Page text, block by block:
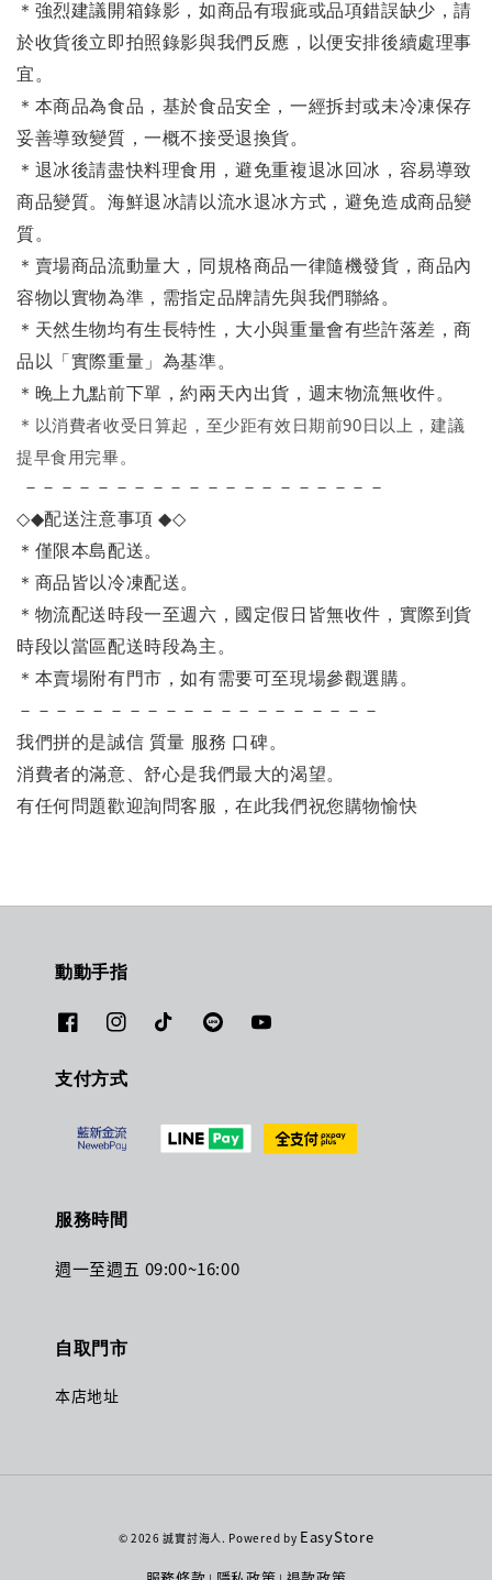
＊強烈建議開箱錄影，如商品有瑕疵或品項錯誤缺少，請
於收貨後立即拍照錄影與我們反應，以便安排後續處理事
宜。
＊本商品為食品，基於食品安全，一經拆封或未冷凍保存
妥善導致變質，一概不接受退換貨。
＊退冰後請盡快料理食用，避免重複退冰回冰，容易導致
商品變質。海鮮退冰請以流水退冰方式，避免造成商品變
質。
＊賣場商品流動量大，同規格商品一律隨機發貨，商品內
容物以實物為準，需指定品牌請先與我們聯絡。
＊天然生物均有生長特性，大小與重量會有些許落差，商
品以「實際重量」為基準。
＊晚上九點前下單，約兩天內出貨，週末物流無收件。
＊ 以消費者收受日算起，至少距有效日期前90日以上，建議
提早食用完畢。
－－－－－－－－－－－－－－－－－－－－
◇◆配送注意事項◆◇
＊僅限本島配送。
＊商品皆以冷凍配送。
＊物流配送時段一至週六，國定假日皆無收件，實際到貨
時段以當區配送時段為主。
＊本賣場附有門市，如有需要可至現場參觀選購。
－－－－－－－－－－－－－－－－－－－－
我們拼的是誠信 質量 服務 口碑。
消費者的滿意、舒心是我們最大的渴望。
有任何問題歡迎詢問客服，在此我們祝您購物愉快
動動手指
支付方式
服務時間
週一至週五 09:00~16:00
自取門市
本店地址
© 2026 誠實討海人. Powered by EasyStore